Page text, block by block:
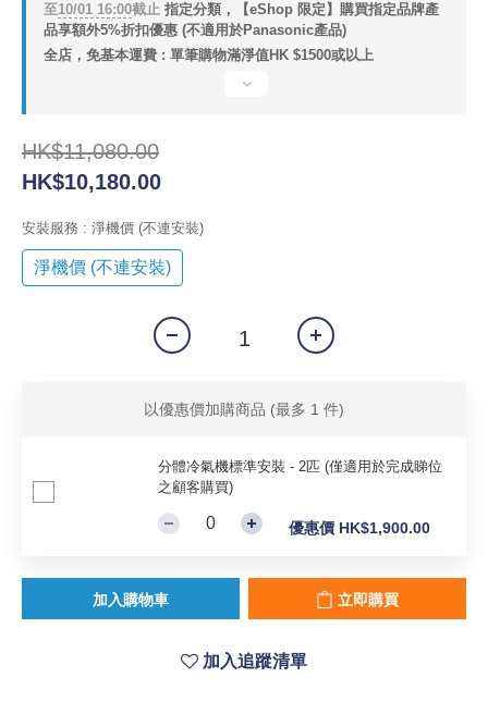
至10/01 16:00截止 指定分類，【eShop 限定】購買指定品牌產
品享額外5%折扣優惠 (不適用於Panasonic產品)
全店，免基本運費 : 單筆購物滿淨值HK $1500或以上
HK$11,080.00
HK$10,180.00
安裝服務 : 淨機價 (不連安裝)
淨機價 (不連安裝)
以優惠價加購商品 (最多 1 件)
分體冷氣機標準安裝 - 2匹 (僅適用於完成睇位
之顧客購買)
優惠價 HK$1,900.00
加入購物車 立即購買
加入追蹤清單